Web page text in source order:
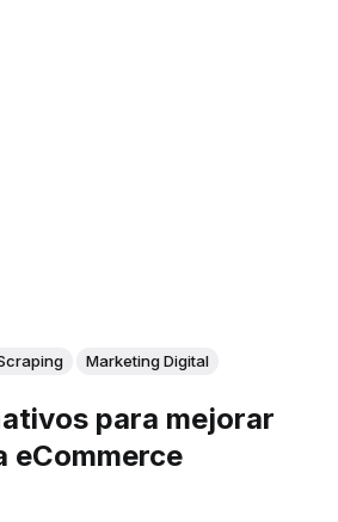
Marketing Digital
para mejorar
eCommerce